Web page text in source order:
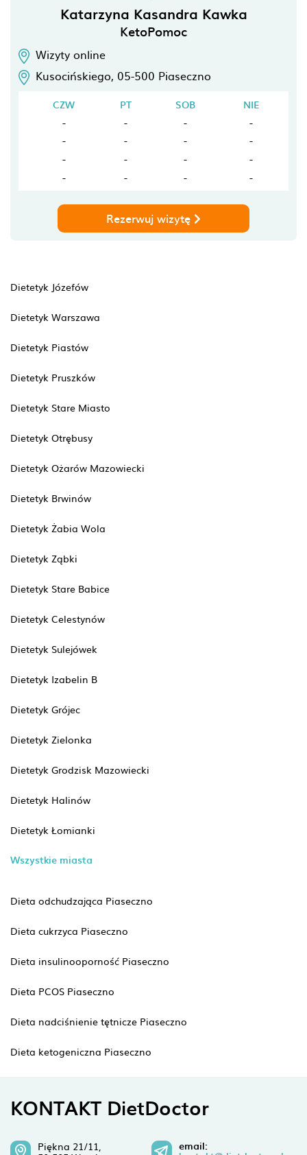
Katarzyna Kasandra Kawka
KetoPomoc
Wizyty online
Kusocińskiego, 05-500 Piaseczno
CZW PT SOB
NIE
-
- -
-
-
- -
-
-
- -
-
-
- - -
Rezerwuj wizytę
Dietetyk Józefów
Dietetyk Warszawa
Dietetyk Piastów
Dietetyk Pruszków
Dietetyk Stare Miasto
Dietetyk Otrębusy
Dietetyk Ożarów Mazowiecki
Dietetyk Brwinów
Dietetyk Żabia Wola
Dietetyk Ząbki
Dietetyk Stare Babice
Dietetyk Celestynów
Dietetyk Sulejówek
Dietetyk Izabelin B
Dietetyk Grójec
Dietetyk Zielonka
Dietetyk Grodzisk Mazowiecki
Dietetyk Halinów
Dietetyk Łomianki
Wszystkie miasta
Dieta odchudzająca Piaseczno
Dieta cukrzyca Piaseczno
Dieta insulinooporność Piaseczno
Dieta PCOS Piaseczno
Dieta nadciśnienie tętnicze Piaseczno
Dieta ketogeniczna Piaseczno
KONTAKT DietDoctor
Piękna 21/11,
email: